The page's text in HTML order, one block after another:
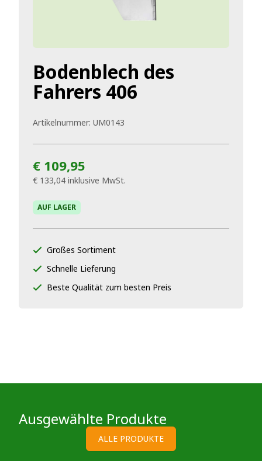
Bodenblech des
Fahrers 406
Artikelnummer: UM0143
€ 109,95
€ 133,04 inklusive MwSt.
AUF LAGER
Großes Sortiment
Schnelle Lieferung
Beste Qualität zum besten Preis
Ausgewählte Produkte
ALLE PRODUKTE